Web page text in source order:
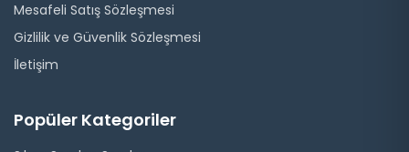
Mesafeli Satış Sözleşmesi
Gizlilik ve Güvenlik Sözleşmesi
İletişim
Popüler Kategoriler